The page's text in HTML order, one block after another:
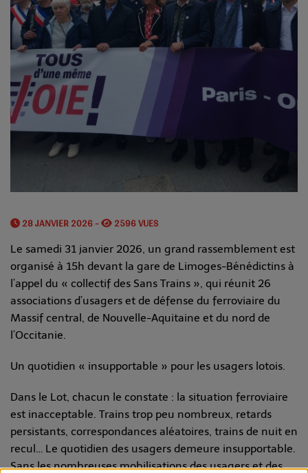
28 JANVIER 2026 - 2596 VUES
Le samedi 31 janvier 2026, un grand rassemblement est
organisé à 15h devant la gare de Limoges-Bénédictins à
l’appel du « collectif des Sans Trains », qui réunit 26
associations d’usagers et de défense du ferroviaire du
Massif central, de Nouvelle-Aquitaine et du nord de
l’Occitanie.
Un quotidien « insupportable » pour les usagers lotois.
Dans le Lot, chacun le constate : la situation ferroviaire
est inacceptable. Trains trop peu nombreux, retards
persistants, correspondances aléatoires, trains de nuit en
recul… Le quotidien des usagers demeure insupportable.
Sans les nombreuses mobilisations des usagers et des